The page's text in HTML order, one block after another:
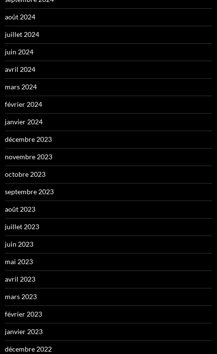
août 2024
juillet 2024
juin 2024
avril 2024
mars 2024
février 2024
janvier 2024
décembre 2023
novembre 2023
octobre 2023
septembre 2023
août 2023
juillet 2023
juin 2023
mai 2023
avril 2023
mars 2023
février 2023
janvier 2023
décembre 2022